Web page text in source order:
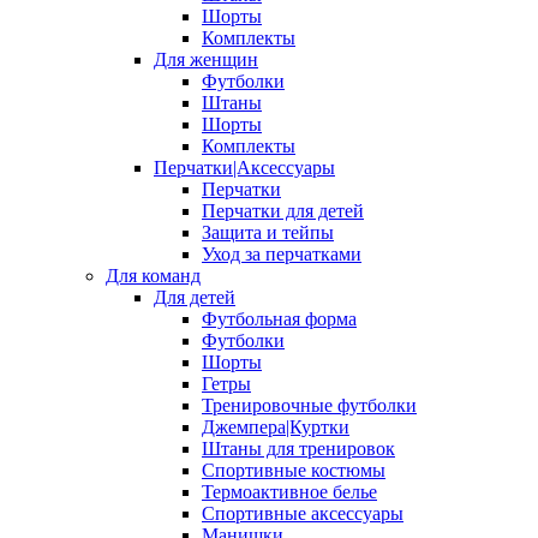
Шорты
Комплекты
Для женщин
Футболки
Штаны
Шорты
Комплекты
Перчатки|Аксессуары
Перчатки
Перчатки для детей
Защита и тейпы
Уход за перчатками
Для команд
Для детей
Футбольная форма
Футболки
Шорты
Гетры
Тренировочные футболки
Джемпера|Куртки
Штаны для тренировок
Спортивные костюмы
Термоактивное белье
Спортивные аксессуары